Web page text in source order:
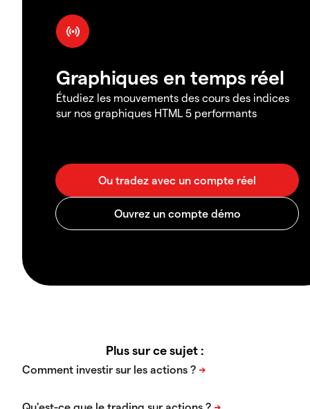
Graphiques en temps réel
Étudiez les mouvements des cours des indices
sur nos graphiques HTML 5 performants
Plus sur ce sujet :